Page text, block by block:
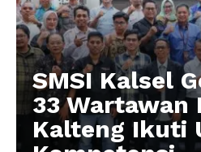
SMSI Kalsel
33 Wartawan
Kalteng Ikuti